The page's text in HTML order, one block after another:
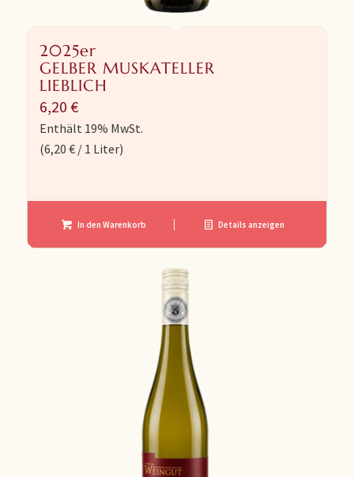
2025er
GELBER MUSKATELLER
LIEBLICH
6,20 €
Enthält 19% MwSt.
(6,20 €/ 1 Liter)
In den Warenkorb Details anzeigen